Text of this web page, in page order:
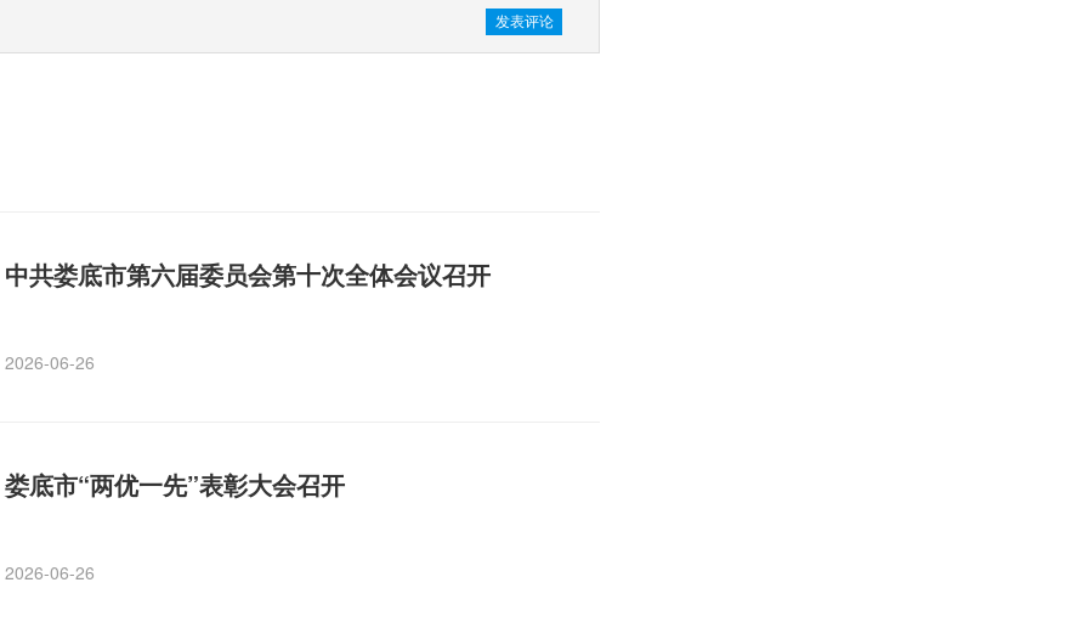
中共娄底市第六届委员会第十次全体会议召开
2026-06-26
娄底市“两优一先”表彰大会召开
2026-06-26